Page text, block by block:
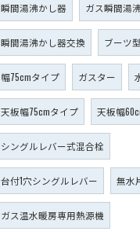
瞬間湯沸かし器 ガス瞬間湯
瞬間湯沸かし器交換 ブーツ型
幅75cmタイプ ガスター
天板幅75cmタイプ 天板幅
シングルレバー式混合栓
台付1穴シングルレバー 無水
ガス温水暖房専用熱源機